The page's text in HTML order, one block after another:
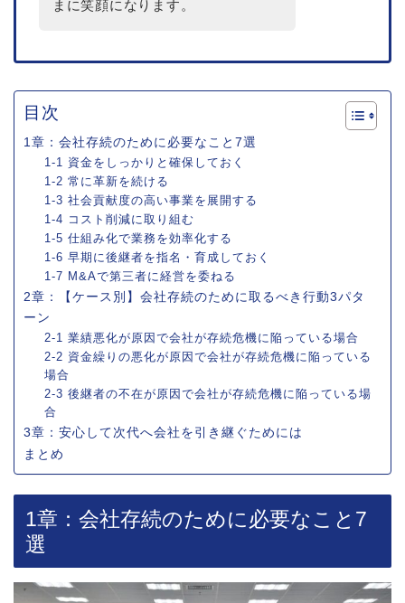
まに笑顔になります。
目次
1章：会社存続のために必要なこと7選
1-1 資金をしっかりと確保しておく
1-2 常に革新を続ける
1-3 社会貢献度の高い事業を展開する
1-4 コスト削減に取り組む
1-5 仕組み化で業務を効率化する
1-6 早期に後継者を指名・育成しておく
1-7 M&Aで第三者に経営を委ねる
2章：【ケース別】会社存続のために取るべき行動3パタ
ーン
2-1 業績悪化が原因で会社が存続危機に陥っている場合
2-2 資金繰りの悪化が原因で会社が存続危機に陥っている
場合
2-3 後継者の不在が原因で会社が存続危機に陥っている場
合
3章：安心して次代へ会社を引き継ぐためには
まとめ
1章：会社存続のために必要なこと7
選